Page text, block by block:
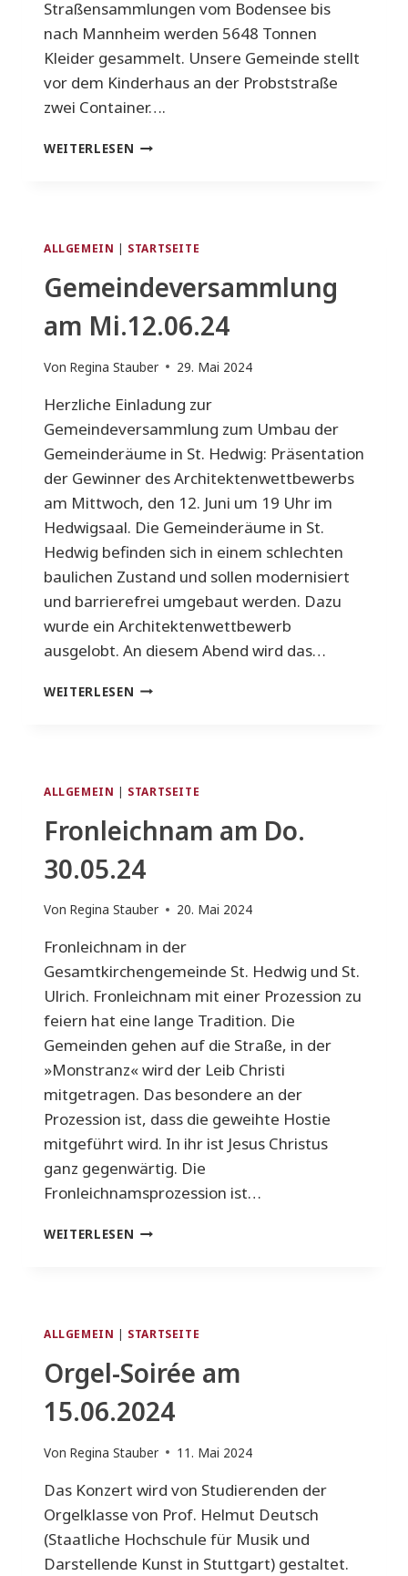
Straßensammlungen vom Bodensee bis
nach Mannheim werden 5648 Tonnen
Kleider gesammelt. Unsere Gemeinde stellt
vor dem Kinderhaus an der Probststraße
zwei Container….
WEITERLESEN SONNTAGSSPRECHSTUNDE
ALLGEMEIN | STARTSEITE
Gemeindeversammlung
am Mi.12.06.24
Von Regina Stauber 29. Mai 2024
Herzliche Einladung zur
Gemeindeversammlung zum Umbau der
Gemeinderäume in St. Hedwig: Präsentation
der Gewinner des Architektenwettbewerbs
am Mittwoch, den 12. Juni um 19 Uhr im
Hedwigsaal. Die Gemeinderäume in St.
Hedwig befinden sich in einem schlechten
baulichen Zustand und sollen modernisiert
und barrierefrei umgebaut werden. Dazu
wurde ein Architektenwettbewerb
ausgelobt. An diesem Abend wird das…
WEITERLESEN GEMEINDEVERSAMMLUNG
ALLGEMEIN | STARTSEITE
Fronleichnam am Do.
30.05.24
Von Regina Stauber 20. Mai 2024
Fronleichnam in der
Gesamtkirchengemeinde St. Hedwig und St.
Ulrich. Fronleichnam mit einer Prozession zu
feiern hat eine lange Tradition. Die
Gemeinden gehen auf die Straße, in der
»Monstranz« wird der Leib Christi
mitgetragen. Das besondere an der
Prozession ist, dass die geweihte Hostie
mitgeführt wird. In ihr ist Jesus Christus
ganz gegenwärtig. Die
Fronleichnamsprozession ist…
WEITERLESEN FRONLEICHNAM
ALLGEMEIN | STARTSEITE
Orgel-Soirée am
15.06.2024
Von Regina Stauber 11. Mai 2024
Das Konzert wird von Studierenden der
Orgelklasse von Prof. Helmut Deutsch
(Staatliche Hochschule für Musik und
Darstellende Kunst in Stuttgart) gestaltet.